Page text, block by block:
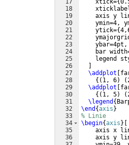
17
18
19
20
21
22
23
24
25
26
27
28
29
30
31
32
33
34
35
36
    xtick=
{
axis y
ymin=4,
    ytick=
{
    ybar=4pt,
bar
legend
\addplot
{( 1, 6) (
\addplot
{( 1, 5) (
\legend {
\end {axis }
% Linie
\begin{axis }
axis x
axis y